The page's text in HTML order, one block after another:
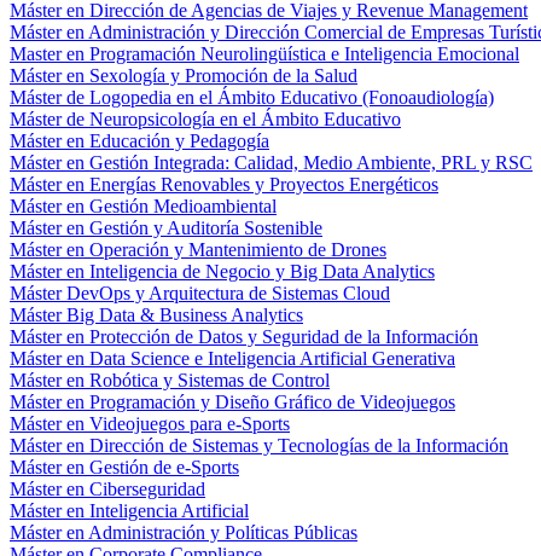
Máster en Dirección de Agencias de Viajes y Revenue Management
Máster en Administración y Dirección Comercial de Empresas
Master en Programación Neurolingüística e Inteligencia Emocional
Máster en Sexología y Promoción de la Salud
Máster de Logopedia en el Ámbito Educativo (Fonoaudiología)
Máster de Neuropsicología en el Ámbito Educativo
Máster en Educación y Pedagogía
Máster en Gestión Integrada: Calidad, Medio Ambiente, PRL y RSC
Máster en Energías Renovables y Proyectos Energéticos
Máster en Gestión Medioambiental
Máster en Gestión y Auditoría Sostenible
Máster en Operación y Mantenimiento de Drones
Máster en Inteligencia de Negocio y Big Data Analytics
Máster DevOps y Arquitectura de Sistemas Cloud
Máster Big Data & Business Analytics
Máster en Protección de Datos y Seguridad de la Información
Máster en Data Science e Inteligencia Artificial Generativa
Máster en Robótica y Sistemas de Control
Máster en Programación y Diseño Gráfico de Videojuegos
Máster en Videojuegos para e-Sports
Máster en Dirección de Sistemas y Tecnologías de la Información
Máster en Gestión de e-Sports
Máster en Ciberseguridad
Máster en Inteligencia Artificial
Máster en Administración y Políticas Públicas